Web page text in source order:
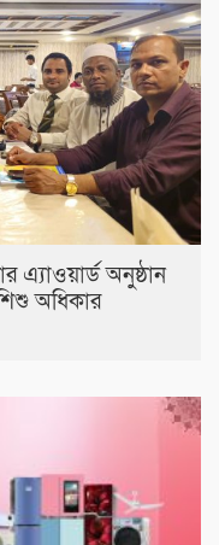
এ‍্যাওয়ার্ড অনুষ্ঠান
অধিকার